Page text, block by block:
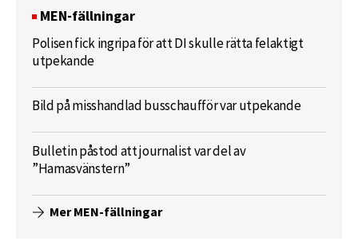
MEN-fällningar
Polisen fick ingripa för att DI skulle rätta felaktigt
utpekande
Bild på misshandlad busschaufför var utpekande
Bulletin påstod att journalist var del av
”Hamasvänstern”
Mer MEN-fällningar